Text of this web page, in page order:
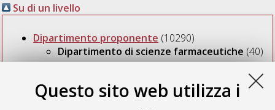
Questo sito web utilizza i
Su di un livello
Dipartimento proponente (10290)
Dipartimento di scienze farmaceutiche (40)
Seleziona una voce dall'elenco sottostante.